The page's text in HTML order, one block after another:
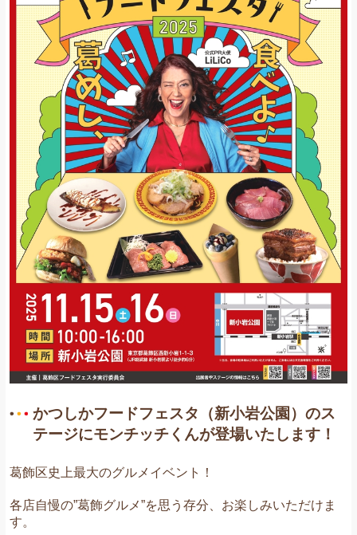
お問い合わせ
かつしかフードフェスタ（新小岩公園）のス
テージにモンチッチくんが登場いたします！
葛飾区史上最大のグルメイベント！
各店自慢の”葛飾グルメ”を思う存分、お楽しみいただけま
す。